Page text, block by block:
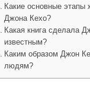
Какие основные этапы
Джона Кехо?
Какая книга сделала
известным?
Каким образом Джон
людям?